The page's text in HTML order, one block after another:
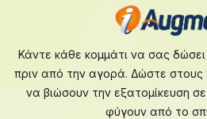
ΚΆΡΤΕΣ IEDGE
που διαρκούν
πέρα ​​από τις
επαγγελματικές
σας
ΕΞΕΡΕΥΝΉΣΤΕ
Κάντε κάθε κομμάτι να σας
πριν από την αγορά. Δώστε
να βιώσουν την εξατομίκευση
φύγουν από το